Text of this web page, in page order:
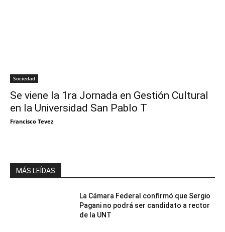
Sociedad
Se viene la 1ra Jornada en Gestión Cultural
en la Universidad San Pablo T
Francisco Tevez
MÁS LEÍDAS
La Cámara Federal confirmó que Sergio
Pagani no podrá ser candidato a rector
de la UNT